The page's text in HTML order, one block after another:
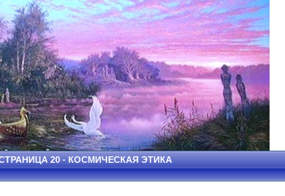
20 - КОСМИЧЕСКАЯ ЭТИКА